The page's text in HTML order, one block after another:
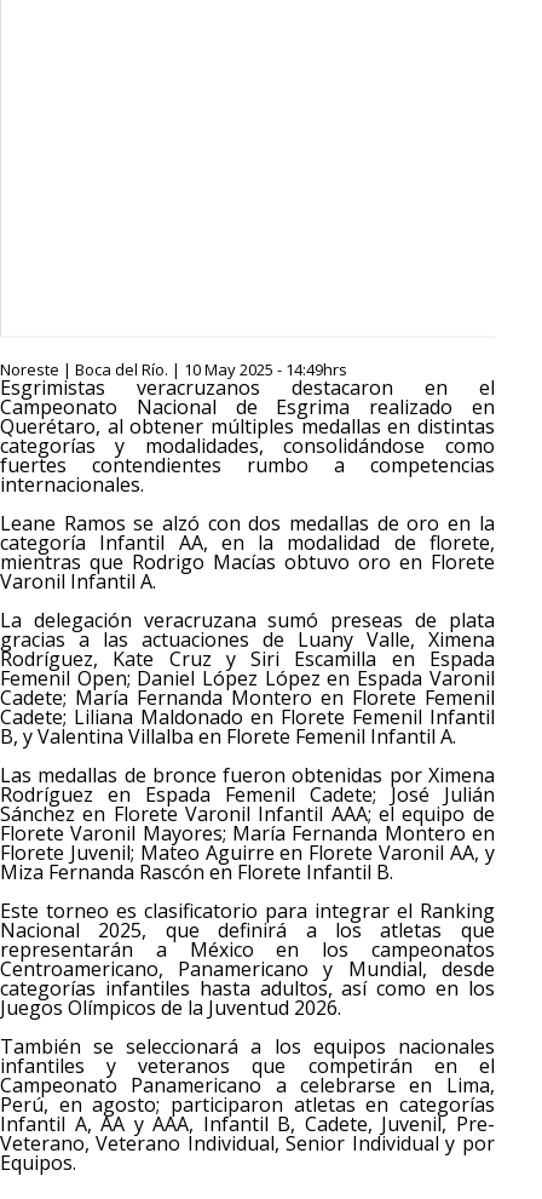
Noreste | Boca del Río. | 10 May 2025 - 14:49hrs
Esgrimistas veracruzanos destacaron en el
Campeonato Nacional de Esgrima realizado en
Querétaro, al obtener múltiples medallas en distintas
categorías y modalidades, consolidándose como
fuertes contendientes rumbo a competencias
internacionales.
Leane Ramos se alzó con dos medallas de oro en la
categoría Infantil AA, en la modalidad de florete,
mientras que Rodrigo Macías obtuvo oro en Florete
Varonil Infantil A.
La delegación veracruzana sumó preseas de plata
gracias a las actuaciones de Luany Valle, Ximena
Rodríguez, Kate Cruz y Siri Escamilla en Espada
Femenil Open; Daniel López López en Espada Varonil
Cadete; María Fernanda Montero en Florete Femenil
Cadete; Liliana Maldonado en Florete Femenil Infantil
B, y Valentina Villalba en Florete Femenil Infantil A.
Las medallas de bronce fueron obtenidas por Ximena
Rodríguez en Espada Femenil Cadete; José Julián
Sánchez en Florete Varonil Infantil AAA; el equipo de
Florete Varonil Mayores; María Fernanda Montero en
Florete Juvenil; Mateo Aguirre en Florete Varonil AA, y
Miza Fernanda Rascón en Florete Infantil B.
Este torneo es clasificatorio para integrar el Ranking
Nacional 2025, que definirá a los atletas que
representarán a México en los campeonatos
Centroamericano, Panamericano y Mundial, desde
categorías infantiles hasta adultos, así como en los
Juegos Olímpicos de la Juventud 2026.
También se seleccionará a los equipos nacionales
infantiles y veteranos que competirán en el
Campeonato Panamericano a celebrarse en Lima,
Perú, en agosto; participaron atletas en categorías
Infantil A, AA y AAA, Infantil B, Cadete, Juvenil, Pre-
Veterano, Veterano Individual, Senior Individual y por
Equipos.